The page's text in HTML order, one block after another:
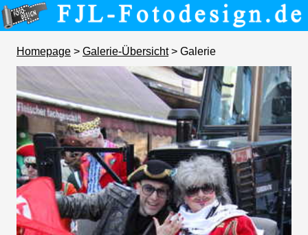
Homepage > Galerie-Übersicht> Galerie